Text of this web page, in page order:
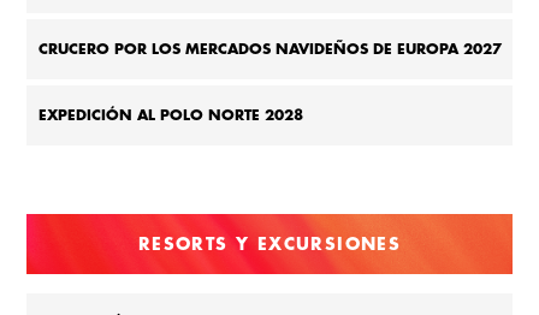
CRUCERO POR LOS MERCADOS NAVIDEÑOS DE EUROPA 2027
EXPEDICIÓN AL POLO NORTE 2028
RESORTS Y EXCURSIONES